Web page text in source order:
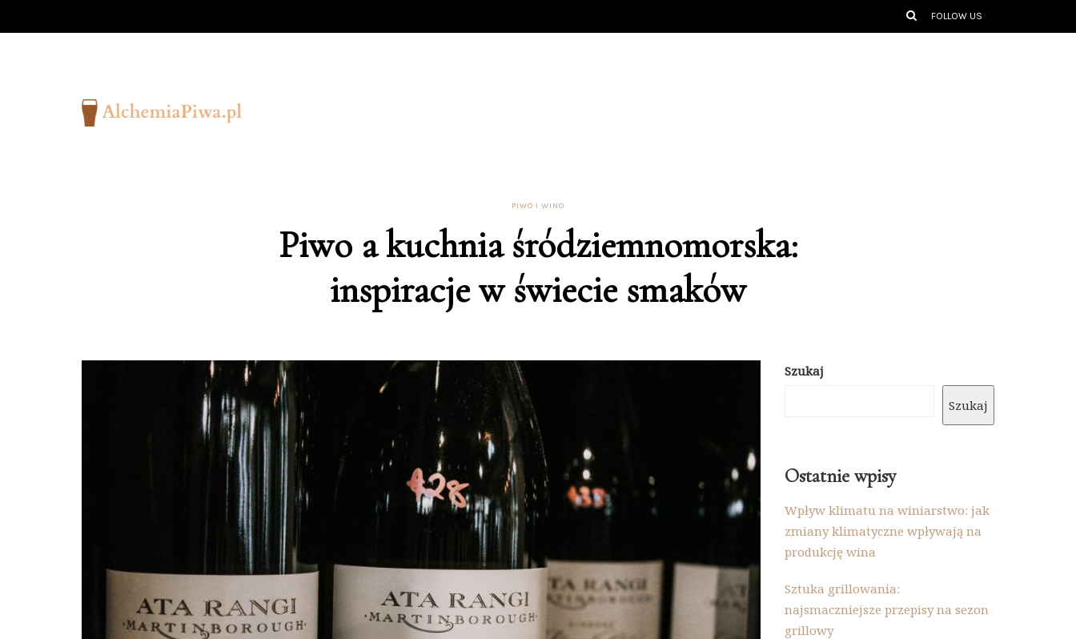
FOLLOW US
PIWO I WINO
Piwo a kuchnia śródziemnomorska:
inspiracje w świecie smaków
Szukaj
Szukaj
Ostatnie wpisy
Wpływ klimatu na winiarstwo: jak
zmiany klimatyczne wpływają na
produkcję wina
Sztuka grillowania:
najsmaczniejsze przepisy na sezon
grillowy